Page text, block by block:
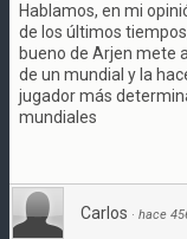
Hablamos, en mi
de los últimos
bueno de Arjen mete
de un mundial y la
jugador más
mundiales
Carlos · hace